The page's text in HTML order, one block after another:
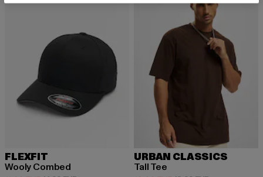
FLEXFIT
Wooly Combed
URBAN CLASSICS
Tall Tee